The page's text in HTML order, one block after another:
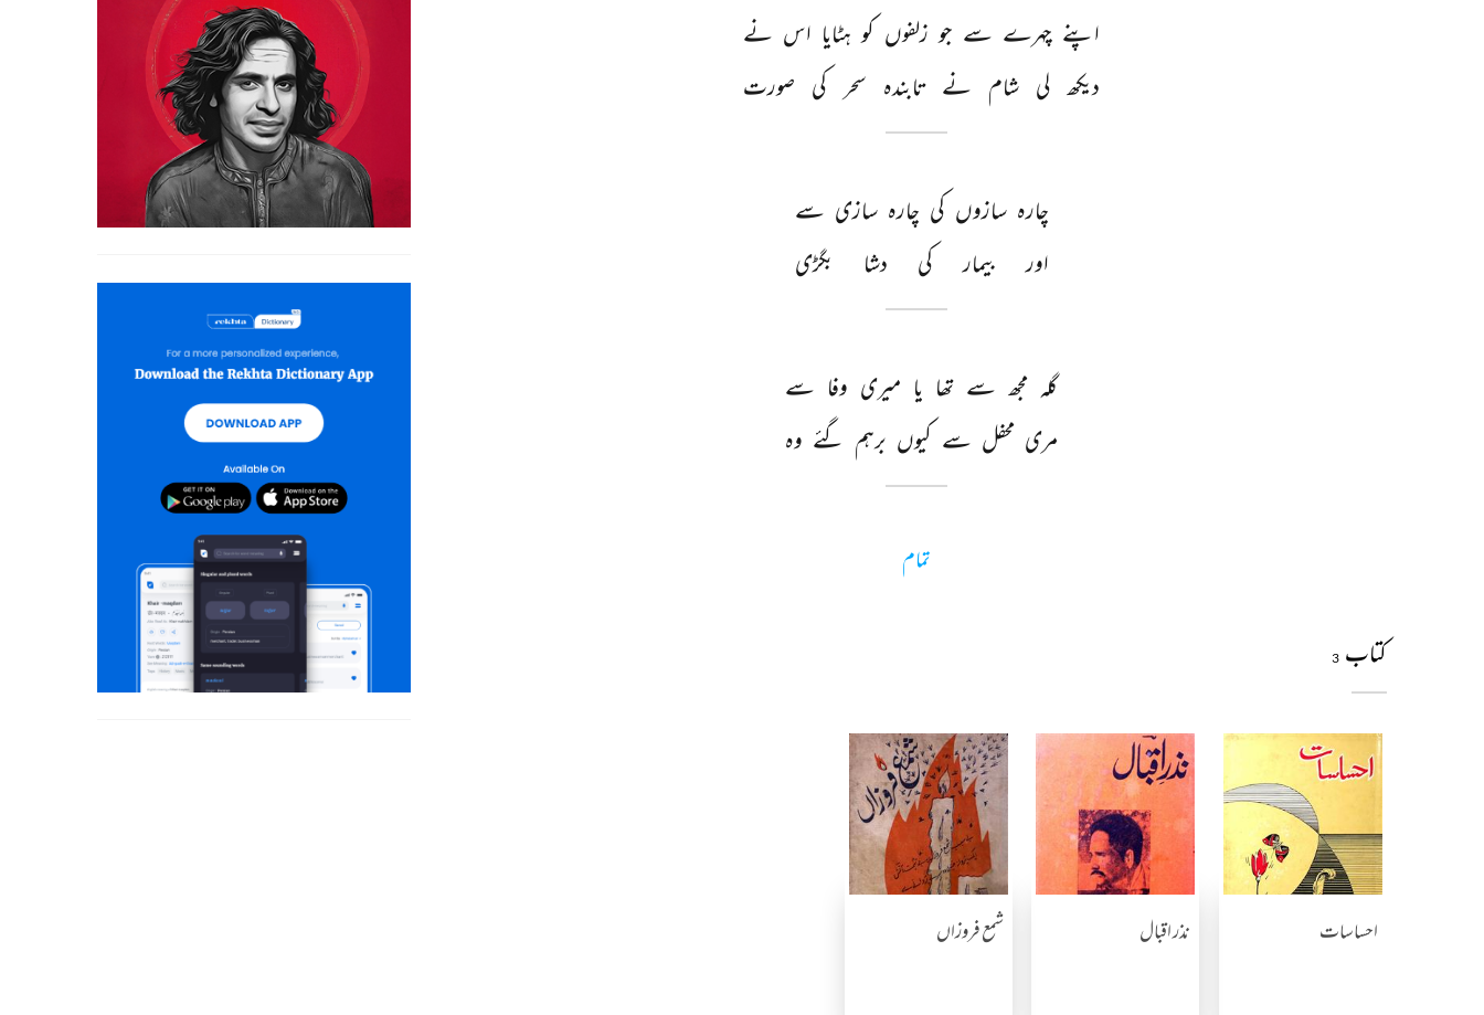
اپنے چہرے سے جو زلفوں کو ہٹایا اس نے
دیکھ لی شام نے تابندہ سحر کی صورت
چارہ سازوں کی چارہ سازی سے
اور
بیمار کی دشا بگڑی
گلہ مجھ سے تھا یا میری وفا سے
مری محفل سے کیوں برہم گئے وہ
تمام
کتاب 3
احساسات نذر اقبال شمع فروزاں